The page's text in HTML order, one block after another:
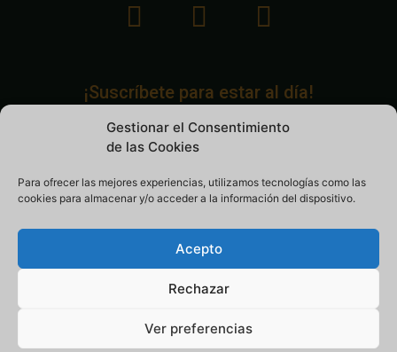
Gestionar el Consentimiento
de las Cookies
Para ofrecer las mejores experiencias, utilizamos tecnologías como las
cookies para almacenar y/o acceder a la información del dispositivo.
Acepto
Rechazar
Ver preferencias
c
e
b
o
o
k
s
t
a
g
r
a
m
u
t
b
e
¡Suscríbete para estar al día!
© 2022 Todos los derechos reservados